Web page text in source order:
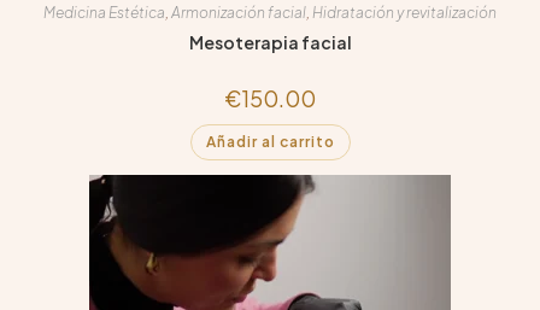
Medicina Estética Armonización facial Hidratación y revitalización
Mesoterapia facial
€150.00
Añadir al carrito